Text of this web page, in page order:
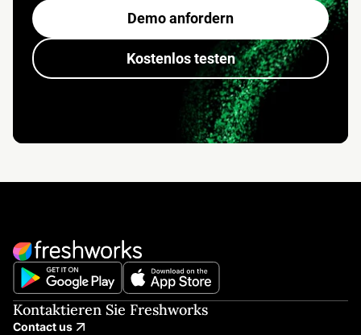
Demo anfordern
Kostenlos testen
Kontaktieren Sie Freshworks
Contact us